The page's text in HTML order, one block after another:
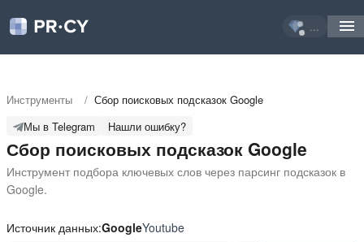
...
Инструменты / Сбор поисковых подсказок Google
Сбор поисковых подсказок Google
Мы в Telegram Нашли ошибку?
Инструмент подбора ключевых слов через парсинг подсказок в
Google.
Источник данных:GoogleYoutube